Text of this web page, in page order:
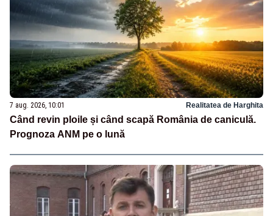
7 aug. 2026, 10:01 Realitatea de Harghita
Când revin ploile și când scapă România de caniculă.
Prognoza ANM pe o lună